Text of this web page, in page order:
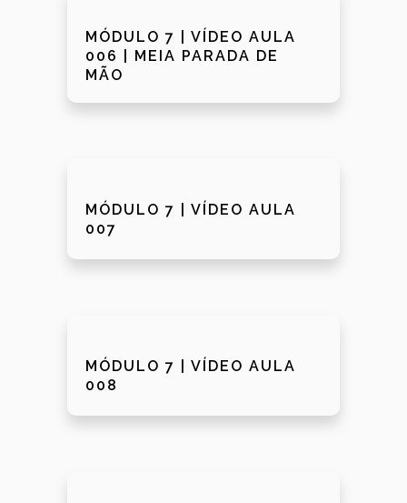
MÓDULO 7 | VÍDEO AULA
006 | MEIA PARADA DE
MÃO
MÓDULO 7 | VÍDEO AULA
007
MÓDULO 7 | VÍDEO AULA
008